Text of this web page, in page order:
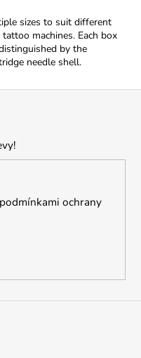
sizes to suit different
machines. Each box
by the
needle shell.
podmínkami ochrany